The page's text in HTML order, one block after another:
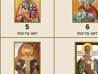
5
поста нет
6
поста нет